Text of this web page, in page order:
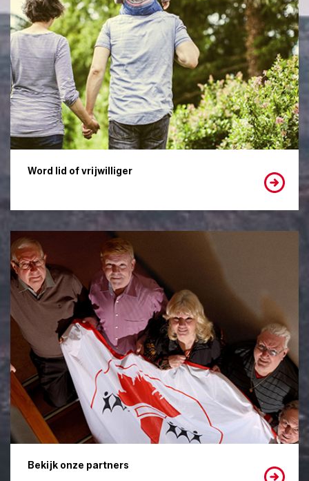
Word lid of vrijwilliger
Bekijk onze partners